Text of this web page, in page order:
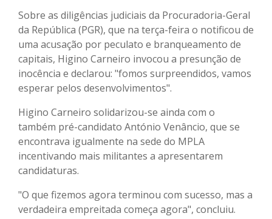
Sobre as diligências judiciais da Procuradoria-Geral
da República (PGR), que na terça-feira o notificou de
uma acusação por peculato e branqueamento de
capitais, Higino Carneiro invocou a presunção de
inocência e declarou: "fomos surpreendidos, vamos
esperar pelos desenvolvimentos".
Higino Carneiro solidarizou-se ainda com o
também pré-candidato António Venâncio, que se
encontrava igualmente na sede do MPLA
incentivando mais militantes a apresentarem
candidaturas.
"O que fizemos agora terminou com sucesso, mas a
verdadeira empreitada começa agora", concluiu.